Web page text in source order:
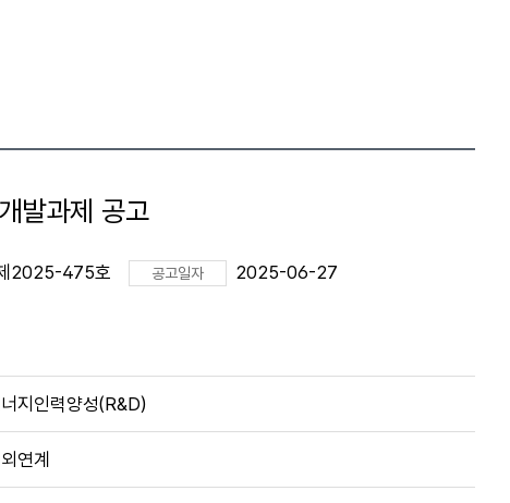
발과제 공고
2025-475호 공고일자 2025-06-27
지인력양성(R&D)
연계